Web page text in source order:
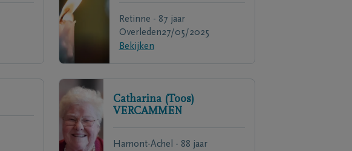
Retinne - 87 jaar
Overleden27/05/2025
Bekijken
Catharina (Toos)
VERCAMMEN
Hamont-Achel - 88 jaar